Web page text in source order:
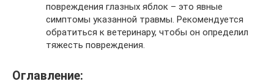
повреждения глазных яблок – это явные
симптомы указанной травмы. Рекомендуется
обратиться к ветеринару, чтобы он определил
тяжесть повреждения.
Оглавление: